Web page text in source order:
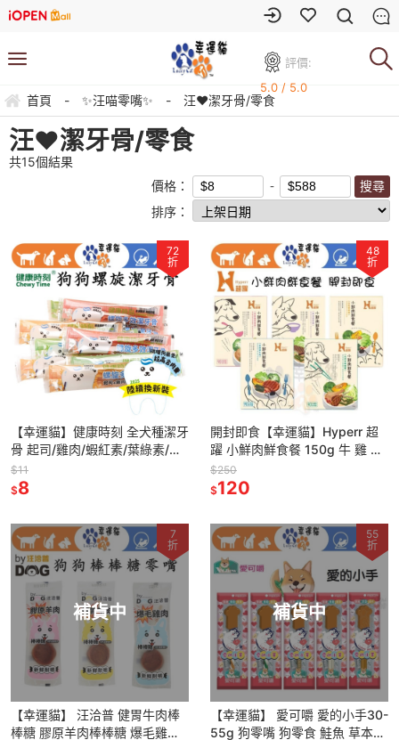
評價:
5.0 / 5.0
首頁 - ✨汪喵零嘴✨ - 汪❤️潔牙骨/零食
汪❤️潔牙骨/零食
共15個結果
價格：
排序：
72
折
【幸運貓】健康時刻 全犬種潔牙
骨 起司/雞肉/蝦紅素/葉綠素/鱉
蛋爆毛/關節養護/泌尿保健
$11
$8
48
折
開封即食【幸運貓】Hyperr 超
躍 小鮮肉鮮食餐 150g 牛 雞 鹿
羊 寵物鮮食 狗鮮食 狗餐包 主食
餐包 全齡犬
$250
$120
補貨中
7
折
【幸運貓】 汪洽普 健胃牛肉棒
棒糖 膠原羊肉棒棒糖 爆毛雞肉
補貨中
55
折
【幸運貓】 愛可嚼 愛的小手30-
55g 狗零嘴 狗零食 鮭魚 草本